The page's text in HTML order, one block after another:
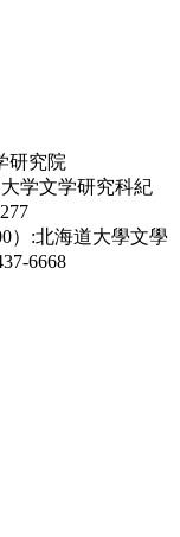
研究院
学文学研究科紀
）:北海道大學文學
6668